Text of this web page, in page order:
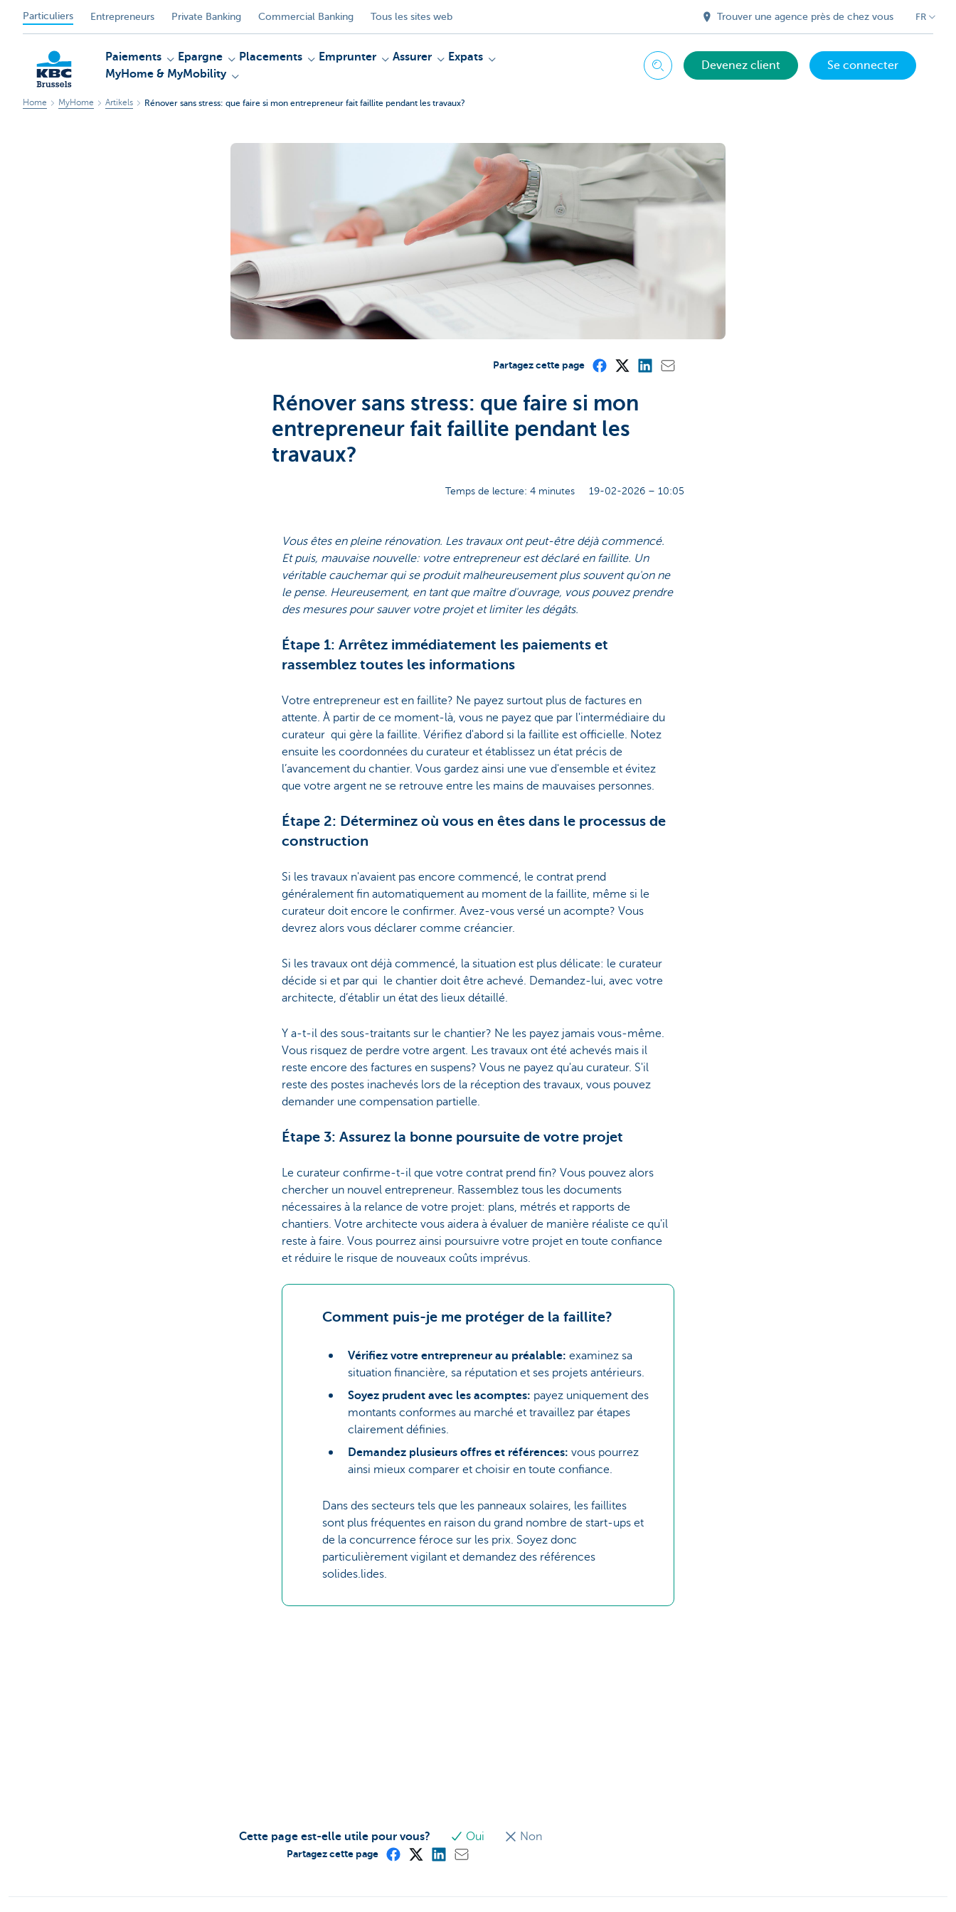
Particuliers Entrepreneurs Private Banking Commercial Banking Tous les sites web Trouver une agence près de chez vous FR
Paiements Epargne Placements Emprunter Assurer
Expats
MyHome & MyMobility
ChercherDevenez client Se connecter
Home MyHome Artikels Rénover sans stress: que faire si mon entrepreneur fait faillite pendant les travaux?
Partagez cette page
Rénover sans stress: que faire si mon
entrepreneur fait faillite pendant les
travaux?
Temps de lecture: 4 minutes 19-02-2026 – 10:05
Vous êtes en pleine rénovation. Les travaux ont peut-être déjà commencé.
Et puis, mauvaise nouvelle: votre entrepreneur est déclaré en faillite. Un
véritable cauchemar qui se produit malheureusement plus souvent qu'on ne
le pense. Heureusement, en tant que maître d'ouvrage, vous pouvez prendre
des mesures pour sauver votre projet et limiter les dégâts.
Étape 1: Arrêtez immédiatement les paiements et
rassemblez toutes les informations
Votre entrepreneur est en faillite? Ne payez surtout plus de factures en
attente. À partir de ce moment-là, vous ne payez que par l'intermédiaire du
curateur qui gère la faillite. Vérifiez d'abord si la faillite est officielle. Notez
ensuite les coordonnées du curateur et établissez un état précis de
l’avancement du chantier. Vous gardez ainsi une vue d'ensemble et évitez
que votre argent ne se retrouve entre les mains de mauvaises personnes.
Étape 2: Déterminez où vous en êtes dans le processus de
construction
Si les travaux n'avaient pas encore commencé, le contrat prend
généralement fin automatiquement au moment de la faillite, même si le
curateur doit encore le confirmer. Avez-vous versé un acompte? Vous
devrez alors vous déclarer comme créancier.
Si les travaux ont déjà commencé, la situation est plus délicate: le curateur
décide si et par qui le chantier doit être achevé. Demandez-lui, avec votre
architecte, d’établir un état des lieux détaillé.
Y a-t-il des sous-traitants sur le chantier? Ne les payez jamais vous-même.
Vous risquez de perdre votre argent. Les travaux ont été achevés mais il
reste encore des factures en suspens? Vous ne payez qu'au curateur. S'il
reste des postes inachevés lors de la réception des travaux, vous pouvez
demander une compensation partielle.
Étape 3: Assurez la bonne poursuite de votre projet
Le curateur confirme-t-il que votre contrat prend fin? Vous pouvez alors
chercher un nouvel entrepreneur. Rassemblez tous les documents
nécessaires à la relance de votre projet: plans, métrés et rapports de
chantiers. Votre architecte vous aidera à évaluer de manière réaliste ce qu'il
reste à faire. Vous pourrez ainsi poursuivre votre projet en toute confiance
et réduire le risque de nouveaux coûts imprévus.
Comment puis-je me protéger de la faillite?
Vérifiez votre entrepreneur au préalable: examinez sa
situation financière, sa réputation et ses projets antérieurs.
Soyez prudent avec les acomptes: payez uniquement des
montants conformes au marché et travaillez par étapes
clairement définies.
Demandez plusieurs offres et références: vous pourrez
ainsi mieux comparer et choisir en toute confiance.
Dans des secteurs tels que les panneaux solaires, les faillites
sont plus fréquentes en raison du grand nombre de start-ups et
de la concurrence féroce sur les prix. Soyez donc
particulièrement vigilant et demandez des références
solides.lides.
Cette page est-elle utile pour vous? Oui Non
Partagez cette page